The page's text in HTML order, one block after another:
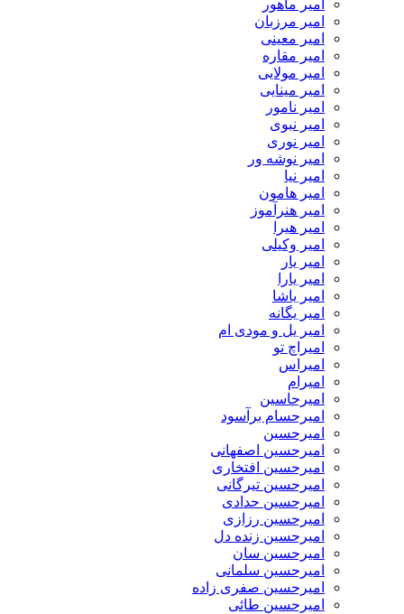
امیر ماهور
امیر مرزبان
امیر معینی
امیر مقاره
امیر مولایی
امیر مینایی
امیر نامور
امیر نبوی
امیر نوری
امیر نوشه ور
امیر نیا
امیر هامون
امیر هنرآموز
امیر هیرا
امیر وکیلی
امیر یار
امیر یارا
امیر یاشا
امیر یگانه
امیر یل و مودی ام
امیراچ تو
امیراس
امیرام
امیرحاسین
امیرحسام برآسود
امیرحسین
امیرحسین اصفهانی
امیرحسین افتخاری
امیرحسین تیرگانی
امیرحسین حدادی
امیرحسین رزازی
امیرحسین زنده دل
امیرحسین سان
امیرحسین سلمانی
امیرحسین صفری زاده
امیرحسین طائی